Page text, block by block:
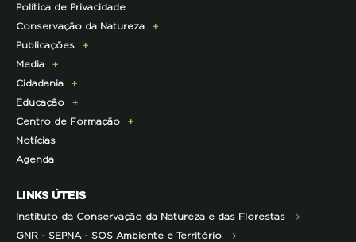
Consignação do IRS
Torne-se Associado
Pagamento Quotas
Parcerias Exclusivas aos Associados
Parcerias de Apoio à LPN
Apresentação
História
Institucional
Membros da Direção Nacional
Corpo Técnico
Infraestruturas
Contactos e Localização
Representações
Política de Privacidade
Conservação da Natureza
Programa Lince
Programa Castro Verde Sustentável
Programa Florestas
Projetos cofinanciados pela UE
Outros Projetos
Histórico de Projetos
Publicações
E-News
Centro de Documentação
Media
Comunicado de imprensa
Clipping
Press Kit
Cidadania
Campanhas
ECOs-Locais
Dicas úteis
Iniciativas
Pareceres
Parcerias
Projetos
Educação
Área dos Professores
Recursos Pedagógicos
Literacia para a Floresta
Projetos
Centro de Formação
Formação Certificada
Formação Contínua para Professores
Outras Formações
Notícias
Agenda
LINKS ÚTEIS
Instituto da Conservação da Natureza e das Florestas
GNR - SEPNA - SOS Ambiente e Território